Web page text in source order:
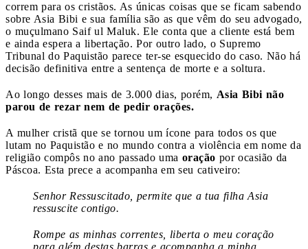
correm para os cristãos. As únicas coisas que se ficam sabendo
sobre Asia Bibi e sua família são as que vêm do seu advogado,
o muçulmano Saif ul Maluk. Ele conta que a cliente está bem
e ainda espera a libertação. Por outro lado, o Supremo
Tribunal do Paquistão parece ter-se esquecido do caso. Não há
decisão definitiva entre a sentença de morte e a soltura.
Ao longo desses mais de 3.000 dias, porém, Asia Bibi não
parou de rezar nem de pedir orações.
A mulher cristã que se tornou um ícone para todos os que
lutam no Paquistão e no mundo contra a violência em nome da
religião compôs no ano passado uma oração por ocasião da
Páscoa. Esta prece a acompanha em seu cativeiro:
Senhor Ressuscitado, permite que a tua filha Asia
ressuscite contigo.
Rompe as minhas correntes, liberta o meu coração
para além destas barras e acompanha a minha